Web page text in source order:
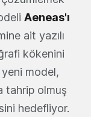
Aeneas'ı
ait yazılı
kökenini
yeni model,
tahrip olmuş
hedefliyor.